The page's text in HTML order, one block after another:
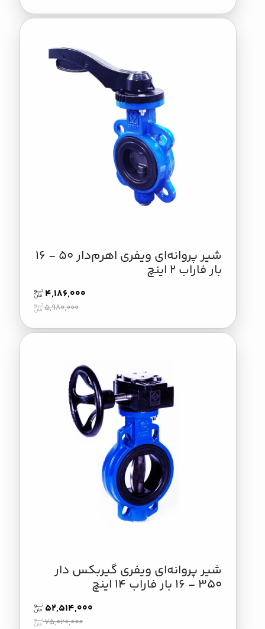
شیر پروانه‌ای ویفری اهرم‌دار 50 - 16
بار فاراب 2 اینچ
4,186,000
5,980,000
شیر پروانه‌ای ویفری گیربکس دار
350 - 16 بار فاراب 14 اینچ
52,514,000
75,020,000